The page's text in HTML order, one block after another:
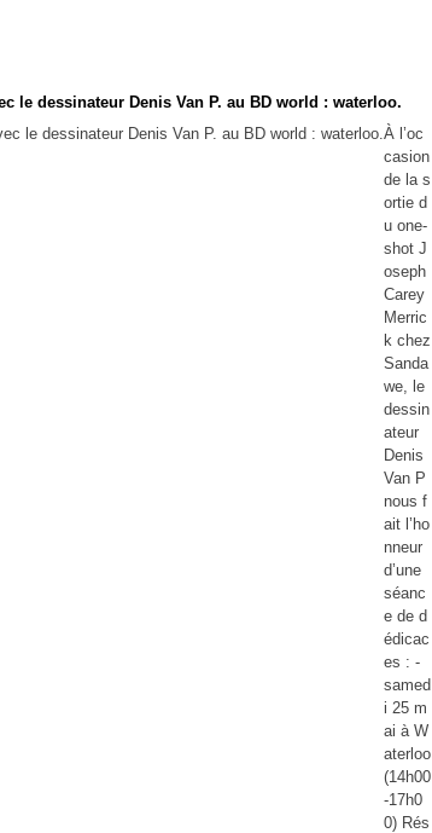
le dessinateur Denis Van P. au BD world : waterloo.
À l’oc
casion
de la s
ortie d
u one-
shot J
oseph
Carey
Merric
k chez
Sanda
we, le
dessin
ateur
Denis
Van P
nous f
ait l’ho
nneur
d’une
séanc
e de d
édicac
es : -
samed
i 25 m
ai à W
aterloo
(14h00
-17h0
0) Rés